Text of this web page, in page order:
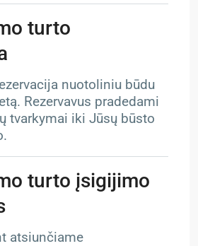
turto
nuotoliniu būdu
Rezervavus pradedami
tvarkymai iki Jūsų būsto
turto įsigijimo
atsiunčiame